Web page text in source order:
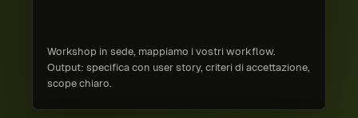
Workshop in sede, mappiamo i vostri workflow.
Output: specifica con user story, criteri di accettazione,
scope chiaro.